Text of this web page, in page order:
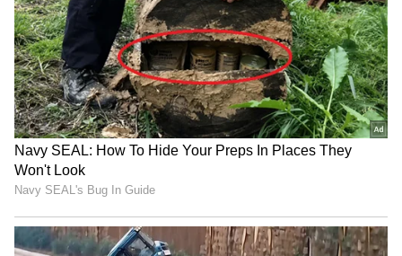
Related Articles
ODI World Cup 2027: వరల్డ్ కప్ ఆడటంపై విరాట్
కోహ్లీ సంచలన వ్యాఖ్యలు!
IPL 2026: ఫిన్ అలెన్ రచ్చతో పైసా వసూల్
ఎంటర్టైన్మెంట్.. ఈడెన్ గార్డెన్స్‌లో సిక్సర్ల సునామీ